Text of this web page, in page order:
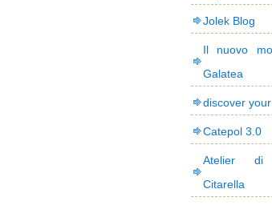
Jolek Blog
Il nuovo
Galatea
discover
Catepol 3.0
Atelier di
Citarella